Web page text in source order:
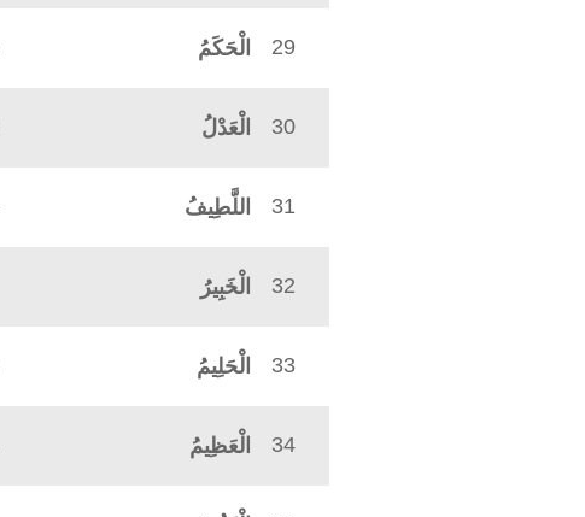
29 الْحَكَمُ
30 الْعَدْلُ
31 اللَّطِيفُ
32 الْخَبِيرُ
33 الْحَلِيمُ
34 الْعَظِيمُ